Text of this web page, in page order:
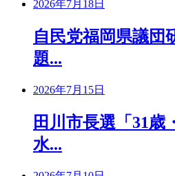
2026年7月18日
自民党福岡県議
題...
2026年7月15日
田川市長選「31歳
水...